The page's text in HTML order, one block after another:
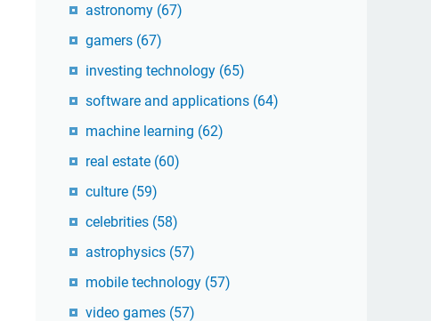
astronomy (67)
gamers (67)
investing technology (65)
software and applications (64)
machine learning (62)
real estate (60)
culture (59)
celebrities (58)
astrophysics (57)
mobile technology (57)
video games (57)